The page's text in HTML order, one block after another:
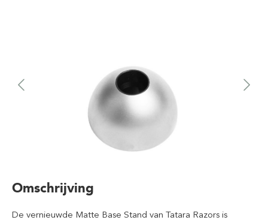
Omschrijving
De vernieuwde Matte Base Stand van Tatara Razors is